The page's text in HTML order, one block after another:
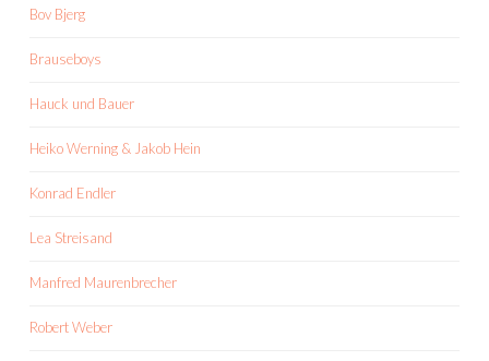
Bov Bjerg
Brauseboys
Hauck und Bauer
Heiko Werning & Jakob Hein
Konrad Endler
Lea Streisand
Manfred Maurenbrecher
Robert Weber